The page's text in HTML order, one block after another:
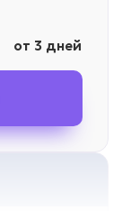
от 3 дней